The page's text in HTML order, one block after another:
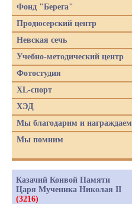
Фонд "Берега"
Продюсерский центр
Невская сечь
Учебно-методический центр
Фотостудия
XL-спорт
ХЭД
Мы благодарим и награждаем
Мы помним
Казачий Конвой Памяти
Царя Мученика Николая II
(3216)